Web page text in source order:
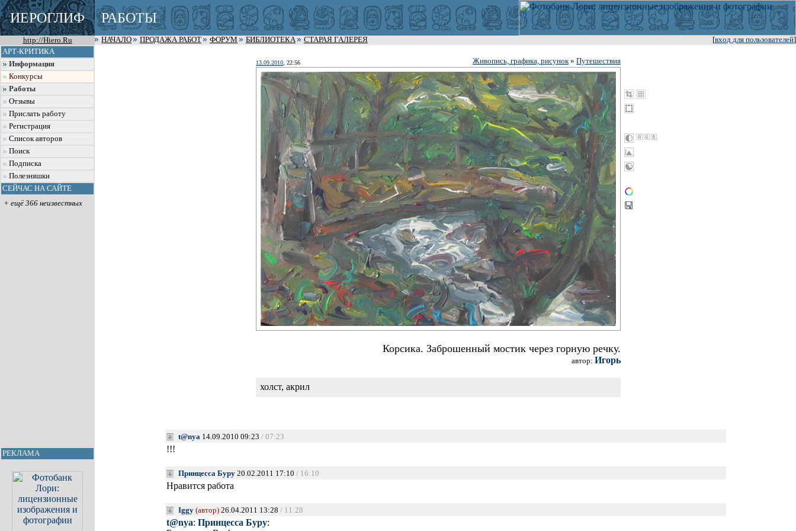
ИЕРОГЛИФ РАБОТЫ
http://Hiero.Ru [вход для пользователей]
НАЧАЛО ПРОДАЖА РАБОТ ФОРУМ БИБЛИОТЕКА
СТАРАЯ ГАЛЕРЕЯ
АРТ-КРИТИКА
Информация
Конкурсы
Работы
Отзывы
Прислать работу
Регистрация
Список авторов
Поиск
Подписка
Полезняшки
СЕЙЧАС НА САЙТЕ
+ ещё 366 неизвестных
РЕКЛАМА
13.09.2010 , 22:56 Живопись, графика, рисунок» Путешествия
Корсика. Заброшенный мостик через горную речку.
автор: Игорь
холст, акрил
t@nya14.09.2010 09:23 / 07:23
!!!
Принцесса Буру20.02.2011 17:10 / 16:10
Нравится работа
Iggy (автор)26.04.2011 13:28 / 11:28
t@nya: Принцесса Буру: